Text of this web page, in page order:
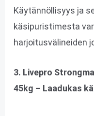
Käytännöllisyys ja
käsipuristimesta
harjoitusvälineiden
3. Livepro
45kg – Laadukas